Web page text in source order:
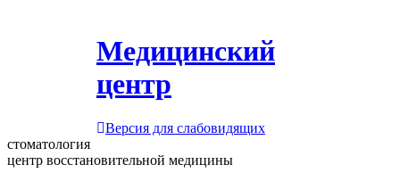
Медицинский
центр
Версия для слабовидящих
стоматология
центр восстановительной медицины